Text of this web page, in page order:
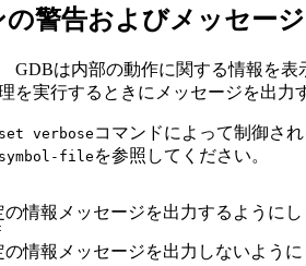
警告およびメッセージ
GDBは内部の動作に関する情報を
を実行するときにメッセージを出力
set verbose コマンドによって制御さ
symbol-file を参照してください。
情報メッセージを出力するようにし
情報メッセージを出力しないように